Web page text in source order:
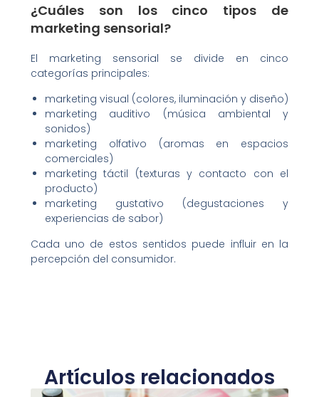
¿Cuáles son los cinco tipos de
marketing sensorial?
El marketing sensorial se divide en cinco
categorías principales:
marketing visual (colores, iluminación y diseño)
marketing auditivo (música ambiental y
sonidos)
marketing olfativo (aromas en espacios
comerciales)
marketing táctil (texturas y contacto con el
producto)
marketing gustativo (degustaciones y
experiencias de sabor)
Cada uno de estos sentidos puede influir en la
percepción del consumidor.
Artículos relacionados